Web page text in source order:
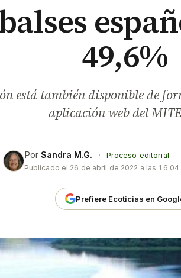
49,6%
está también disponible de
aplicación web del
Por Sandra M.G. ·
Proceso editorial
Publicado el 26 de abril de 2022 a las 16:04
Prefiere Ecoticias en